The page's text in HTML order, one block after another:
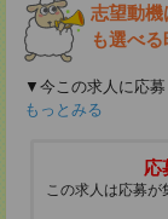
志望動
も選べる
▼今この求人に応
もっとみる
応
この求人は応募が